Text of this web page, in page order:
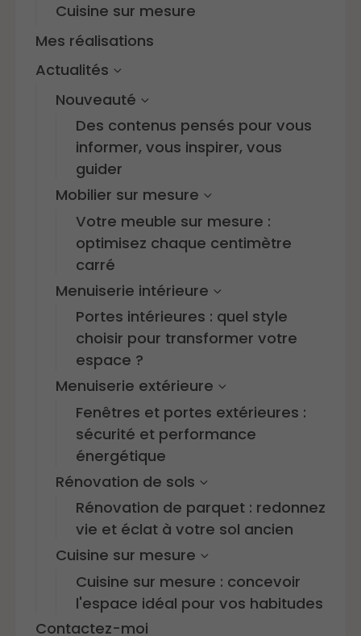
Cuisine sur mesure
Mes réalisations
Actualités
Nouveauté
Des contenus pensés pour vous
informer, vous inspirer, vous
guider
Mobilier sur mesure
Votre meuble sur mesure :
optimisez chaque centimètre
carré
Menuiserie intérieure
Portes intérieures : quel style
choisir pour transformer votre
espace ?
Menuiserie extérieure
Fenêtres et portes extérieures :
sécurité et performance
énergétique
Rénovation de sols
Rénovation de parquet : redonnez
vie et éclat à votre sol ancien
Cuisine sur mesure
Cuisine sur mesure : concevoir
l'espace idéal pour vos habitudes
Contactez-moi